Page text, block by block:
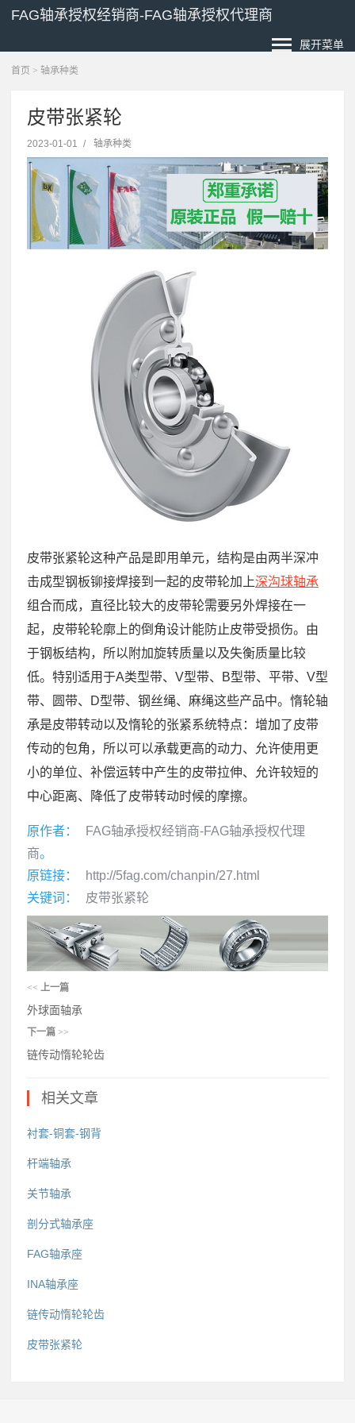
FAG轴承授权经销商-FAG轴承授权代理商
展开菜单
首页 > 轴承种类
皮带张紧轮
2023-01-01 / 轴承种类
皮带张紧轮这种产品是即用单元，结构是由两半深冲
击成型钢板铆接焊接到一起的皮带轮加上深沟球轴承
组合而成，直径比较大的皮带轮需要另外焊接在一
起，皮带轮轮廓上的倒角设计能防止皮带受损伤。由
于钢板结构，所以附加旋转质量以及失衡质量比较
低。特别适用于A类型带、V型带、B型带、平带、V型
带、圆带、D型带、钢丝绳、麻绳这些产品中。惰轮轴
承是皮带转动以及惰轮的张紧系统特点：增加了皮带
传动的包角，所以可以承载更高的动力、允许使用更
小的单位、补偿运转中产生的皮带拉伸、允许较短的
中心距离、降低了皮带转动时候的摩擦。
原作者：
FAG轴承授权经销商-FAG轴承授权代理
商。
原链接：
http://5fag.com/chanpin/27.html
关键词：
皮带张紧轮
<< 上一篇
外球面轴承
下一篇 >>
链传动惰轮轮齿
相关文章
衬套-铜套-钢背
杆端轴承
关节轴承
剖分式轴承座
FAG轴承座
INA轴承座
链传动惰轮轮齿
皮带张紧轮